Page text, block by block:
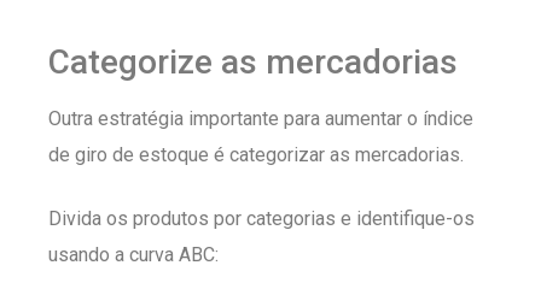
Categorize as mercadorias
Outra estratégia importante para aumentar o índice
de giro de estoque é categorizar as mercadorias.
Divida os produtos por categorias e identifique-os
usando a curva ABC: